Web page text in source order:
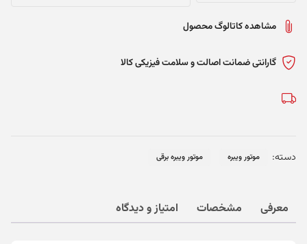
برقی
ویبراس
-
مشاهده کاتالوگ محصول
گارانتی ضمانت اصالت و سلامت فیزیکی کالا
دسته: موتور ویبره موتور ویبره برقی
معرفی مشخصات امتیاز و دیدگاه